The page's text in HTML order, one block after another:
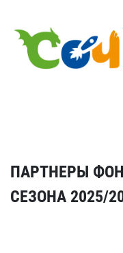
ПАРТНЕРЫ
СЕЗОНА 2025/